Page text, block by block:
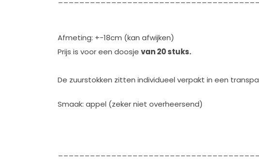
Afmeting: +-18cm (kan afwijken)
Prijs is voor een doosje van 20 stuks.
De zuurstokken zitten individueel verpakt in een
Smaak: appel (zeker niet overheersend)